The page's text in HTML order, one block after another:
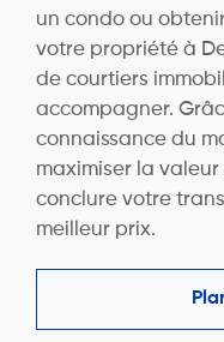
un condo ou
votre propriété à
de courtiers
accompagner.
connaissance du
maximiser la
conclure votre
meilleur prix.